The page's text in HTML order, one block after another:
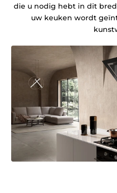
die u nodig hebt in dit
uw keuken wordt